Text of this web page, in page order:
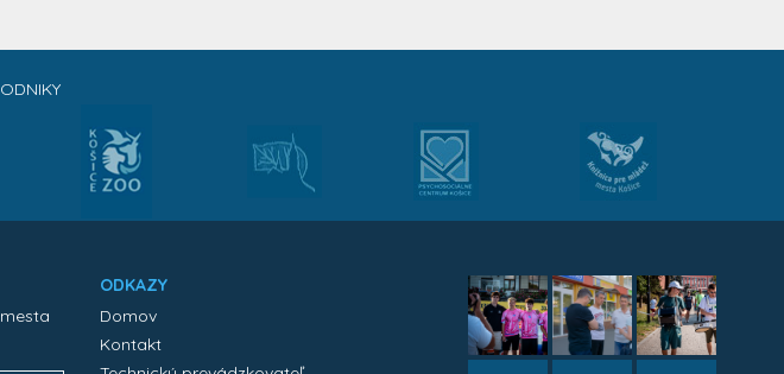
ODKAZY
Domov
Kontakt